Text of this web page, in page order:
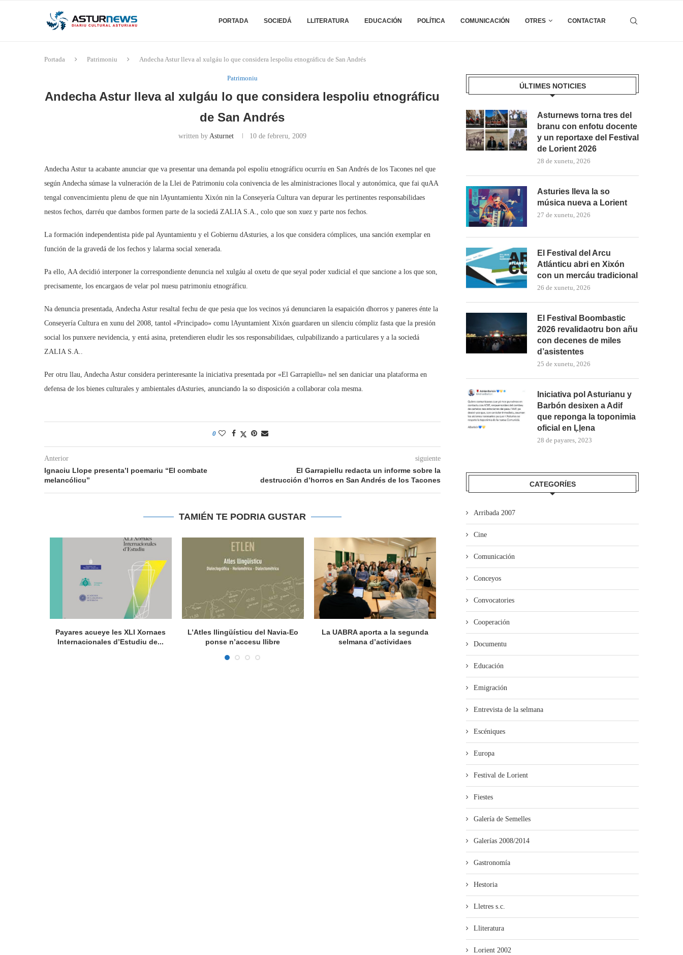
PORTADA SOCIEDÁ LLITERATURA EDUCACIÓN POLÍTICA COMUNICACIÓN OTRES CONTACTAR
Portada Patrimoniu Andecha Astur lleva al xulgáu lo que considera lespoliu etnográficu de San Andrés
Patrimoniu
Andecha Astur lleva al xulgáu lo que considera lespoliu etnográficu
de San Andrés
written by Asturnet 10 de febreru, 2009
Andecha Astur ta acabante anunciar que va presentar una demanda pol espoliu etnográficu ocurríu en San Andrés de los Tacones nel que
según Andecha súmase la vulneración de la Llei de Patrimoniu cola conivencia de les alministraciones llocal y autonómica, que fai quAA
tengal convencimientu plenu de que nin lAyuntamientu Xixón nin la Conseyería Cultura van depurar les pertinentes responsabilidaes
nestos fechos, darréu que dambos formen parte de la sociedá ZALIA S.A., colo que son xuez y parte nos fechos.
La formación independentista pide pal Ayuntamientu y el Gobiernu dAsturies, a los que considera cómplices, una sanción exemplar en
función de la gravedá de los fechos y lalarma social xenerada.
Pa ello, AA decidió interponer la correspondiente denuncia nel xulgáu al oxetu de que seyal poder xudicial el que sancione a los que son,
precisamente, los encargaos de velar pol nuesu patrimoniu etnográficu.
Na denuncia presentada, Andecha Astur resaltal fechu de que pesia que los vecinos yá denunciaren la esapaición dhorros y paneres énte la
Conseyería Cultura en xunu del 2008, tantol «Principado» comu lAyuntamient Xixón guardaren un silenciu cómpliz fasta que la presión
social los punxere nevidencia, y entá asina, pretendieren eludir les sos responsabilidaes, culpabilizando a particulares y a la sociedá
ZALIA S.A..
Per otru llau, Andecha Astur considera perinteresante la iniciativa presentada por «El Garrapiellu» nel sen daniciar una plataforma en
defensa de los bienes culturales y ambientales dAsturies, anunciando la so disposición a collaborar cola mesma.
0
Anterior
Ignaciu Llope presenta’l poemariu “El combate
melancólicu”
siguiente
El Garrapiellu redacta un informe sobre la
destrucción d’horros en San Andrés de los Tacones
TAMIÉN TE PODRIA GUSTAR
Payares acueye les XLI Xornaes
Internacionales d’Estudiu de...
L’Atles llingüísticu del Navia-Eo
ponse n’accesu llibre
La UABRA aporta a la segunda
selmana d’actividaes
Mieres pon en marcha’l programa
de visites al...
ÚLTIMES NOTICIES
Asturnews torna tres del
branu con enfotu docente
y un reportaxe del Festival
de Lorient 2026
28 de xunetu, 2026
Asturies lleva la so
música nueva a Lorient
27 de xunetu, 2026
El Festival del Arcu
Atlánticu abri en Xixón
con un mercáu tradicional
26 de xunetu, 2026
El Festival Boombastic
2026 revalidaotru bon añu
con decenes de miles
d’asistentes
25 de xunetu, 2026
Iniciativa pol Asturianu y
Barbón desixen a Adif
que reponga la toponimia
oficial en Ḷḷena
28 de payares, 2023
CATEGORÍES
Arribada 2007
Cine
Comunicación
Conceyos
Convocatories
Cooperación
Documentu
Educación
Emigración
Entrevista de la selmana
Escéniques
Europa
Festival de Lorient
Fiestes
Galería de Semelles
Galerías 2008/2014
Gastronomía
Hestoria
Lletres s.c.
Lliteratura
Lorient 2002